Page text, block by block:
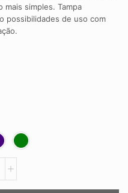
simples. Tampa
possibilidades de uso com